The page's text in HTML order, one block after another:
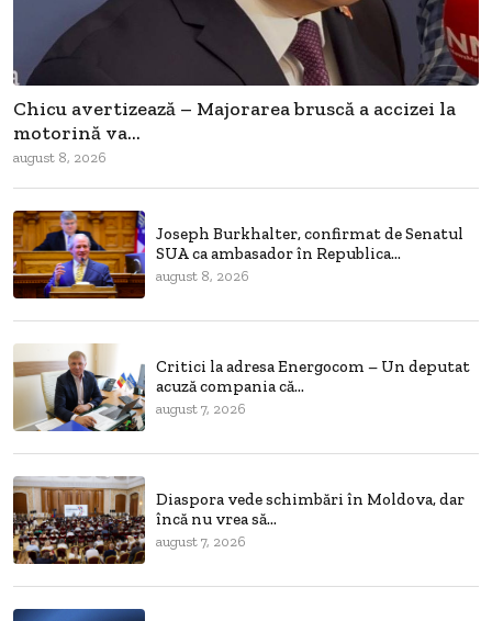
Chicu avertizează – Majorarea bruscă a accizei la
motorină va...
august 8, 2026
Joseph Burkhalter, confirmat de Senatul
SUA ca ambasador în Republica...
august 8, 2026
Critici la adresa Energocom – Un deputat
acuză compania că...
august 7, 2026
Diaspora vede schimbări în Moldova, dar
încă nu vrea să...
august 7, 2026